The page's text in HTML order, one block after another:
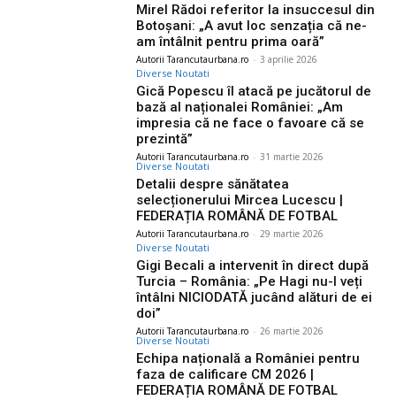
Mirel Rădoi referitor la insuccesul din
Botoșani: „A avut loc senzația că ne-
am întâlnit pentru prima oară”
Autorii Tarancutaurbana.ro - 3 aprilie 2026
Diverse Noutati
Gică Popescu îl atacă pe jucătorul de
bază al naționalei României: „Am
impresia că ne face o favoare că se
prezintă”
Autorii Tarancutaurbana.ro - 31 martie 2026
Diverse Noutati
Detalii despre sănătatea
selecționerului Mircea Lucescu |
FEDERAȚIA ROMÂNĂ DE FOTBAL
Autorii Tarancutaurbana.ro - 29 martie 2026
Diverse Noutati
Gigi Becali a intervenit în direct după
Turcia – România: „Pe Hagi nu-l veți
întâlni NICIODATĂ jucând alături de ei
doi”
Autorii Tarancutaurbana.ro - 26 martie 2026
Diverse Noutati
Echipa națională a României pentru
faza de calificare CM 2026 |
FEDERAȚIA ROMÂNĂ DE FOTBAL